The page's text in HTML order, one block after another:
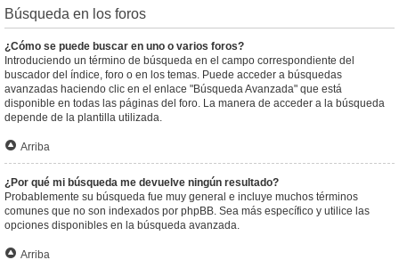
Búsqueda en los foros
¿Cómo se puede buscar en uno o varios foros?
Introduciendo un término de búsqueda en el campo correspondiente del
buscador del índice, foro o en los temas. Puede acceder a búsquedas
avanzadas haciendo clic en el enlace "Búsqueda Avanzada" que está
disponible en todas las páginas del foro. La manera de acceder a la búsqueda
depende de la plantilla utilizada.
Arriba
¿Por qué mi búsqueda me devuelve ningún resultado?
Probablemente su búsqueda fue muy general e incluye muchos términos
comunes que no son indexados por phpBB. Sea más específico y utilice las
opciones disponibles en la búsqueda avanzada.
Arriba